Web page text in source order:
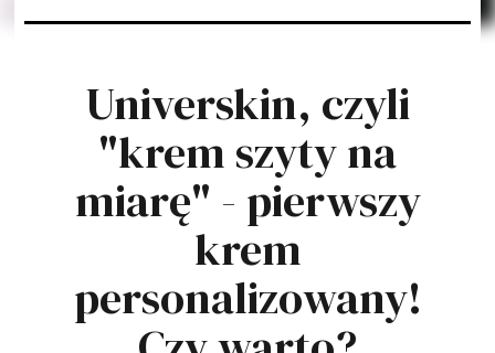
Universkin, czyli
"krem szyty na
miarę" - pierwszy
krem
personalizowany!